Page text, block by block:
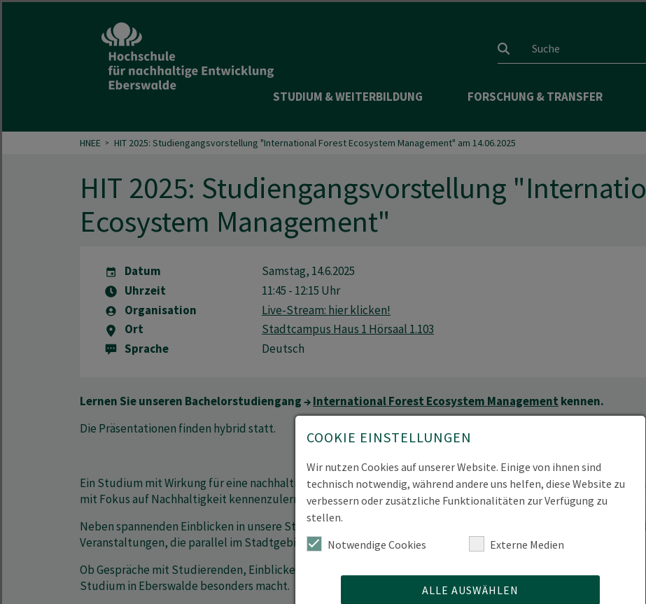
Suchfeld
STUDIUM & WEITERBILDUNG FORSCHUNG & TRANSFER
HNEE HIT 2025: Studiengangsvorstellung "International Forest Ecosystem Management" am 14.06.2025
HIT 2025: Studiengangsvorstellung
Ecosystem Management"
Datum
Samstag, 14.6.2025
Uhrzeit
11:45 - 12:15 Uhr
Organisation
Live-Stream: hier klicken!
Ort
Stadtcampus Haus 1 Hörsaal 1.103
Sprache
Deutsch
Lernen Sie unseren Bachelorstudiengang →International Forest Ecosystem Management kennen.
Die Präsentationen finden hybrid statt.
Ein Studium mit Wirkung für eine nachhaltige Zukunft? Unser →Hochschulinformationstag (HIT)bietet die
mit Fokus auf Nachhaltigkeit kennenzulernen und herauszufinden, wie Wissenschaft und Engagement Hand in
Neben spannenden Einblicken in unsere Studienangebote gibt es die Möglichkeit, das →
und
Veranstaltungen, die parallel im Stadtgebiet von Eberswalde stattfinden und zeigen, wie Nachhaltigkeit in
Ob Gespräche mit Studierenden, Einblicke in die Lehre oder Austausch mit Dozierenden – hier gibt es alles, um
Studium in Eberswalde besonders macht.
COOKIE EINSTELLUNGEN
Wir nutzen Cookies auf unserer Website. Einige von ihnen sind
technisch notwendig, während andere uns helfen, diese Website zu
verbessern oder zusätzliche Funktionalitäten zur Verfügung zu
stellen.
Notwendige Cookies
Externe Medien
ALLE AUSWÄHLEN